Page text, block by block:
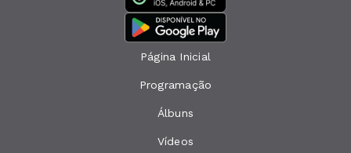
Página Inicial
Programação
Álbuns
Vídeos